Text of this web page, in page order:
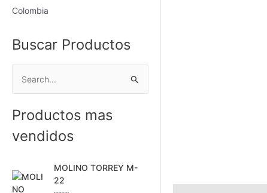
Colombia
Buscar Productos
s
c
p
Productos mas
vendidos
MOLINO TORREY M-
22